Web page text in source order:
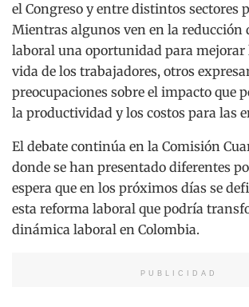
el Congreso y entre distintos sectores
Mientras algunos ven en la reducción
laboral una oportunidad para mejorar
vida de los trabajadores, otros
preocupaciones sobre el impacto que
la productividad y los costos para las
El debate continúa en la Comisión
donde se han presentado diferentes
espera que en los próximos días se
esta reforma laboral que podría
dinámica laboral en Colombia.
PUBLICIDAD